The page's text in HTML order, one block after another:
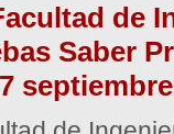
de
Saber